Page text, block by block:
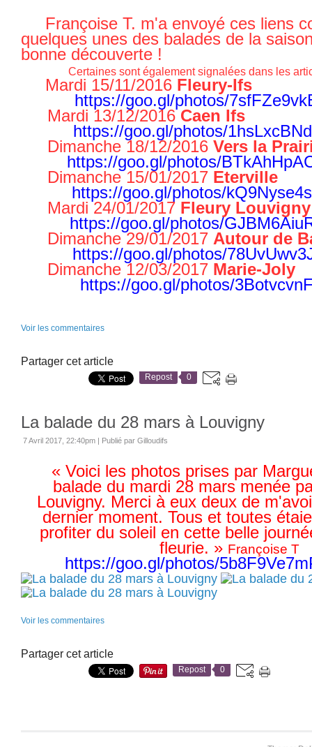
Françoise T. m'a envoyé ces liens
quelques unes des balades de la
bonne découverte !
Certaines sont également signalées dans les
Mardi 15/11/2016 Fleury-Ifs
https://goo.gl/photos/
Mardi 13/12/2016Caen Ifs
https://goo.gl/photos/
Dimanche 18/12/2016 Vers la
https://goo.gl/photos/
Dimanche 15/01/2017 Eterville
https://goo.gl/photos/
Mardi 24/01/2017 Fleury Louvigny
https://goo.gl/photos/
Dimanche 29/01/2017 Autour de
https://goo.gl/photos/
Dimanche 12/03/2017 Marie-Joly
https://goo.gl/photos/
Voir les commentaires
Partager cet article
Repost 0
La balade du 28 mars à Louvigny
7 Avril 2017, 22:40pm | Publié par Gilloudifs
« Voici les photos prises par
balade du mardi 28 mars menée
Louvigny. Merci à eux deux de
dernier moment. Tous et toutes
profiter du soleil en cette belle
fleurie. » Françoise T
https://goo.gl/photos/
Voir les commentaires
Partager cet article
Repost 0